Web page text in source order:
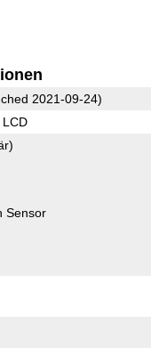
2021-09-24)
Sensor